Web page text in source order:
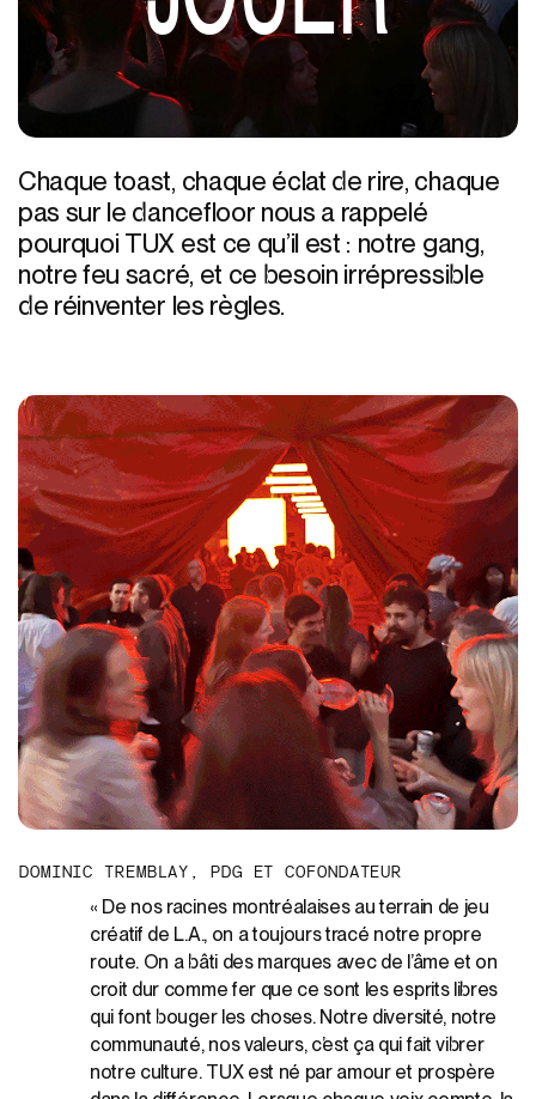
Chaque toast, chaque éclat de rire, chaque
pas sur le dancefloor nous a rappelé
pourquoi TUX est ce qu’il est : notre gang,
notre feu sacré, et ce besoin irrépressible
de réinventer les règles.
DOMINIC TREMBL AY PDG ET COFONDATEUR
« De nos racines montréalaises au terrain de jeu
créatif de L.A., on a toujours tracé notre propre
route. On a bâti des marques avec de l’âme et on
croit dur comme fer que ce sont les esprits libres
qui font bouger les choses. Notre diversité, notre
communauté, nos valeurs, c’est ça qui fait vibrer
notre culture. TUX est né par amour et prospère